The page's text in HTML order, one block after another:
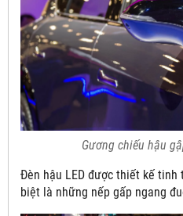
Gương chiếu hậu
Đèn hậu LED được thiết kế
biệt là những nếp gấp ngang